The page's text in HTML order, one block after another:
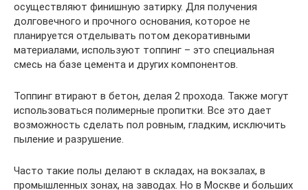
осуществляют финишную затирку. Для получения
долговечного и прочного основания, которое не
планируется отделывать потом декоративными
материалами, используют топпинг – это специальная
смесь на базе цемента и других компонентов.
Топпинг втирают в бетон, делая 2 прохода. Также могут
использоваться полимерные пропитки. Все это дает
возможность сделать пол ровным, гладким, исключить
пыление и разрушение.
Часто такие полы делают в складах, на вокзалах, в
промышленных зонах, на заводах. Но в Москве и больших